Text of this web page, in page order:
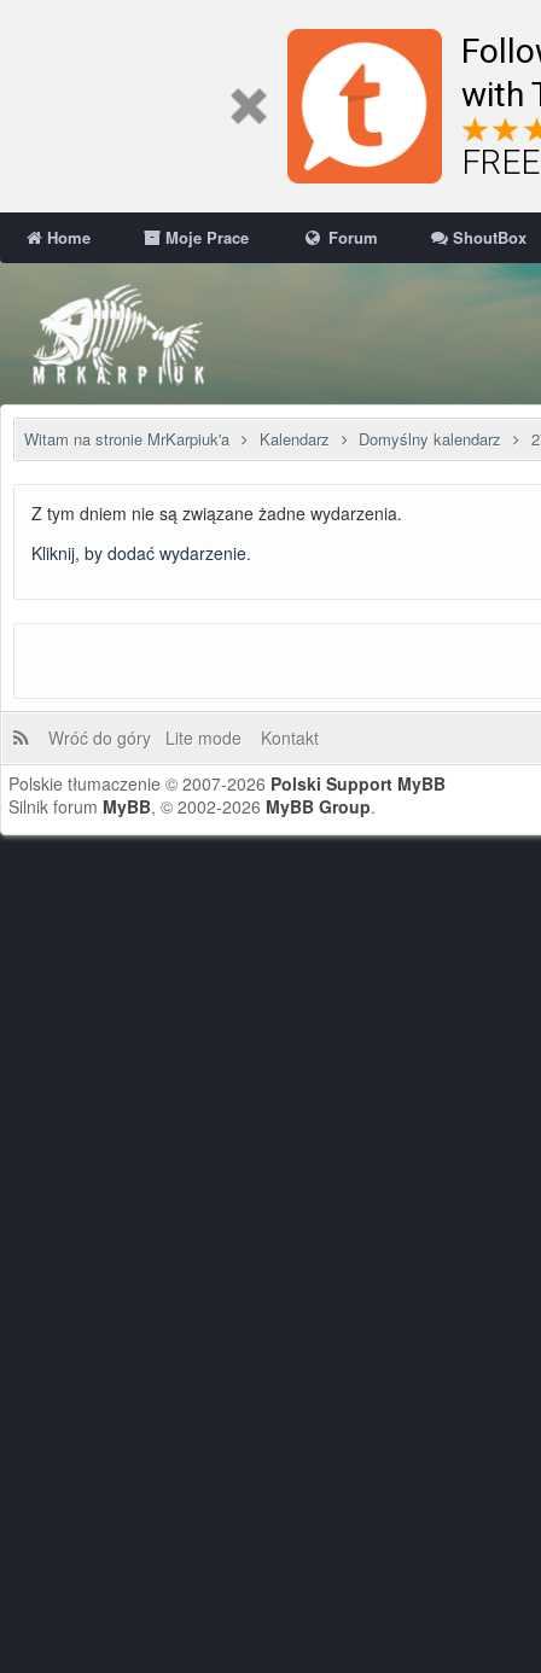
with
Home Moje Prace Forum ShoutBox
Witam na stronie MrKarpiuk'a Kalendarz Domyślny kalendarz
Z tym dniem nie są związane żadne wydarzenia.
Kliknij, by dodać wydarzenie.
Wróć do góry Lite mode
Kontakt
Polskie tłumaczenie © 2007-2026 Polski Support MyBB
Silnik forum MyBB, © 2002-2026 MyBB Group.